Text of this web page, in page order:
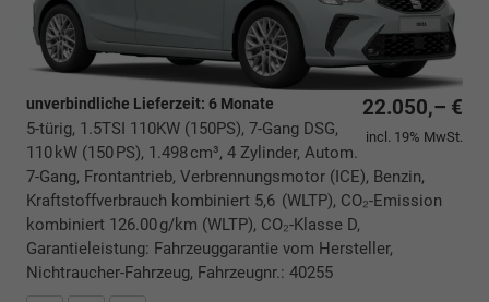
22.050,– €
incl. 19% MwSt.
unverbindliche Lieferzeit: 6 Monate
5-türig, 1.5TSI 110KW (150PS), 7-Gang DSG,
110 kW (150 PS), 1.498 cm³, 4 Zylinder, Autom.
7-Gang, Frontantrieb, Verbrennungsmotor (ICE), Benzin,
Kraftstoffverbrauch kombiniert 5,6 (WLTP), CO₂-Emission
kombiniert 126.00 g/km (WLTP), CO₂-Klasse D,
Garantieleistung: Fahrzeuggarantie vom Hersteller,
Nichtraucher-Fahrzeug, Fahrzeugnr.: 40255